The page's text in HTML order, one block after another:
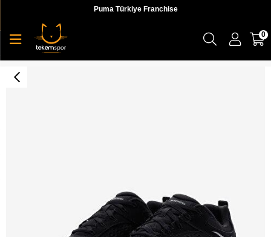
Puma Türkiye Franchise
0